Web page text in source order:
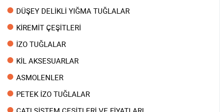
DÜŞEY DELİKLİ YIĞMA TUĞLALAR
KİREMİT ÇEŞİTLERİ
İZO TUĞLALAR
KİL AKSESUARLAR
ASMOLENLER
PETEK İZO TUĞLALAR